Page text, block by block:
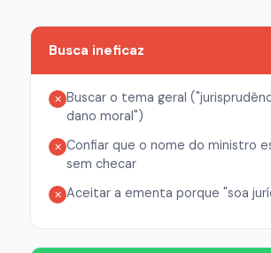
Busca ineficaz
✕ Buscar o tema geral
dano moral")
✕ Confiar que o nome do ministro
sem checar
✕ Aceitar a ementa porque "soa